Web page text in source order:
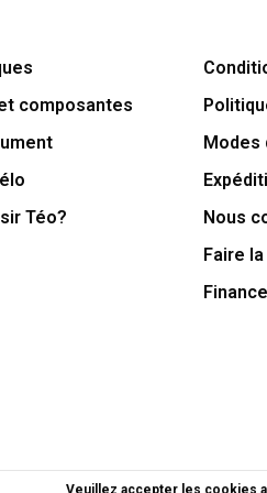
composantes
Téo?
Modes
Nous
Faire
Veuillez accepter les cookies